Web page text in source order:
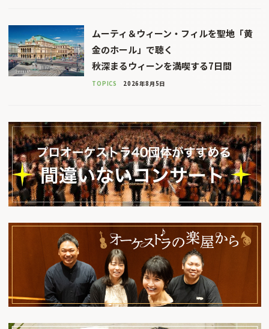
ムーティ＆ウィーン・フィルを聖地「黄
金のホール」で聴く
秋深まるウィーンを満喫する7日間
TOPICS 2026年8月5日